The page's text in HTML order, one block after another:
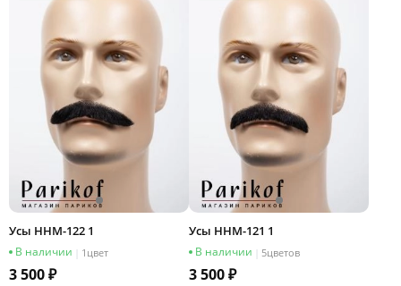
Усы HHM-122 1
В наличии 1 цвет
3 500 ₽
Усы HHM-121 1
В наличии 5цветов
3 500 ₽